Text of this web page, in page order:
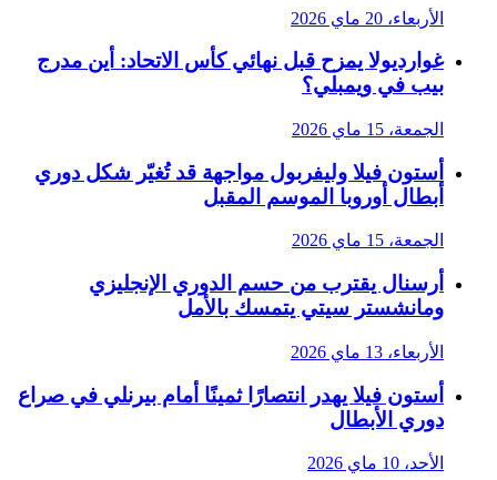
الأربعاء، 20 ماي 2026
غوارديولا يمزح قبل نهائي كأس الاتحاد: أين مدرج
بيب في ويمبلي؟
الجمعة، 15 ماي 2026
أستون فيلا وليفربول مواجهة قد تُغيّر شكل دوري
أبطال أوروبا الموسم المقبل
الجمعة، 15 ماي 2026
أرسنال يقترب من حسم الدوري الإنجليزي
ومانشستر سيتي يتمسك بالأمل
الأربعاء، 13 ماي 2026
أستون فيلا يهدر انتصارًا ثمينًا أمام بيرنلي في صراع
دوري الأبطال
الأحد، 10 ماي 2026